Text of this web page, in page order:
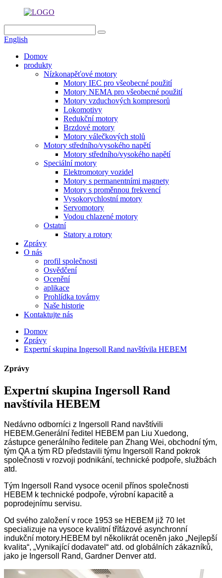
English
Domov
produkty
Nízkonapěťové motory
Motory IEC pro všeobecné použití
Motory NEMA pro všeobecné použití
Motory vzduchových kompresorů
Lokomotivy
Redukční motory
Brzdové motory
Motory válečkových stolů
Motory středního/vysokého napětí
Motory středního/vysokého napětí
Speciální motory
Elektromotory vozidel
Motory s permanentními magnety
Motory s proměnnou frekvencí
Vysokorychlostní motory
Servomotory
Vodou chlazené motory
Ostatní
Statory a rotory
Zprávy
O nás
profil společnosti
Osvědčení
Ocenění
aplikace
Prohlídka továrny
Naše historie
Kontaktujte nás
Domov
Zprávy
Expertní skupina Ingersoll Rand navštívila HEBEM
Zprávy
Expertní skupina Ingersoll Rand
navštívila HEBEM
Nedávno odborníci z Ingersoll Rand navštívili
HEBEM.Generální ředitel HEBEM pan Liu Xuedong,
zástupce generálního ředitele pan Zhang Wei, obchodní tým,
tým QA a tým RD představili týmu Ingersoll Rand pokrok
společnosti v rozvoji podnikání, technické podpoře, službách
atd.
Tým Ingersoll Rand vysoce ocenil přínos společnosti
HEBEM k technické podpoře, výrobní kapacitě a
poprodejnímu servisu.
Od svého založení v roce 1953 se HEBEM již 70 let
specializuje na vysoce kvalitní třífázové asynchronní
indukční motory.HEBEM byl několikrát oceněn jako „Nejlepší
kvalita“, „Vynikající dodavatel“ atd. od globálních zákazníků,
jako je Ingersoll Rand, Gardner Denver atd.